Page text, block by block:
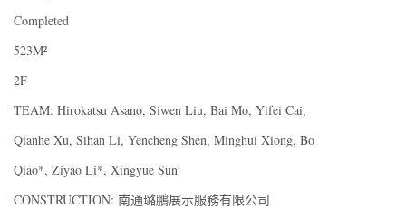
Completed
523M²
2F
TEAM: Hirokatsu Asano, Siwen Liu, Bai Mo, Yifei Cai,
Qianhe Xu, Sihan Li, Yencheng Shen, Minghui Xiong, Bo
Qiao*, Ziyao Li*, Xingyue Sun’
CONSTRUCTION: 南通璐鵬展示服務有限公司